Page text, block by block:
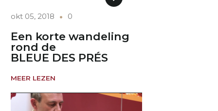
okt 05, 2018 0
Een korte wandeling
rond de
BLEUE DES PRÉS
MEER LEZEN